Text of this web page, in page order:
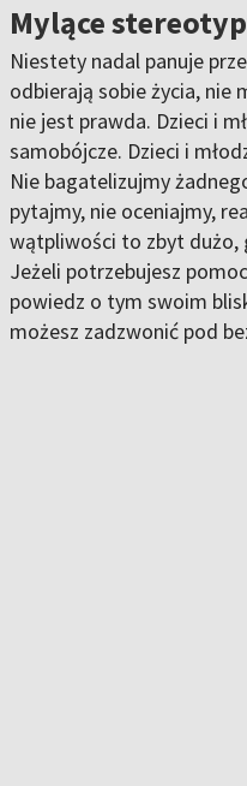
Mylące
Niestety nadal panuje
odbierają sobie życia, nie
nie jest prawda. Dzieci i
samobójcze. Dzieci i
Nie bagatelizujmy
pytajmy, nie oceniajmy,
wątpliwości to zbyt dużo,
Jeżeli potrzebujesz
powiedz o tym swoim
możesz zadzwonić pod